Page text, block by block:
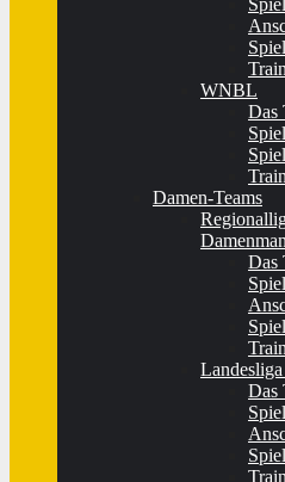
WNBL
Das
Damen-Teams
Das
Das